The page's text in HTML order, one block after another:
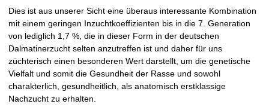
Dies ist aus unserer Sicht eine überaus interessante Kombination
mit einem geringen Inzuchtkoeffizienten bis in die 7. Generation
von lediglich 1,7 %, die in dieser Form in der deutschen
Dalmatinerzucht selten anzutreffen ist und daher für uns
züchterisch einen besonderen Wert darstellt, um die genetische
Vielfalt und somit die Gesundheit der Rasse und sowohl
charakterlich, gesundheitlich, als anatomisch erstklassige
Nachzucht zu erhalten.